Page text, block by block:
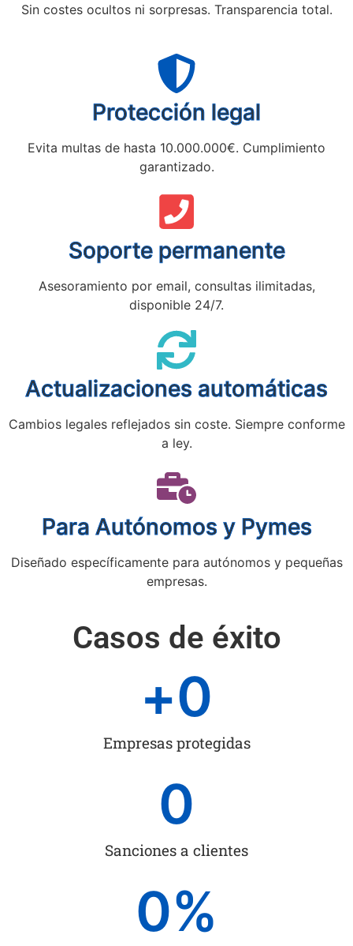
Sin costes ocultos ni sorpresas. Transparencia total.
Protección legal
Evita multas de hasta 10.000.000€. Cumplimiento
garantizado.
Soporte permanente
Asesoramiento por email, consultas ilimitadas,
disponible 24/7.
Actualizaciones automáticas
Cambios legales reflejados sin coste. Siempre conforme
a ley.
Para Autónomos y Pymes
Diseñado específicamente para autónomos y pequeñas
empresas.
Casos de éxito
Empresas protegidas
+0
Sanciones a clientes
0
0%